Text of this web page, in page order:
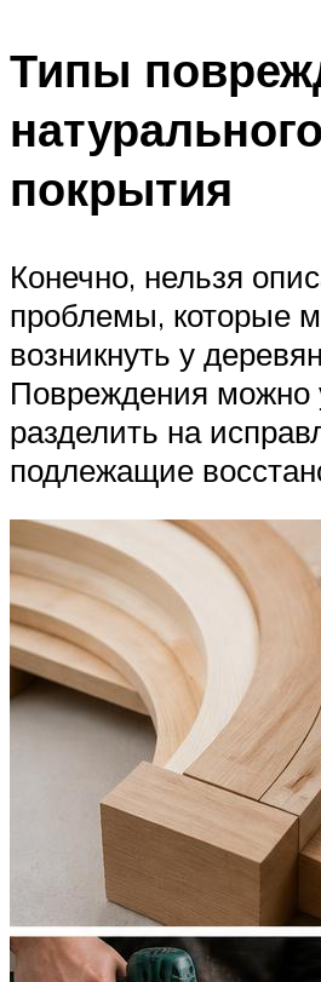
Типы
натурального
покрытия
Конечно, нельзя
проблемы, которые
возникнуть у
Повреждения можно
разделить на
подлежащие